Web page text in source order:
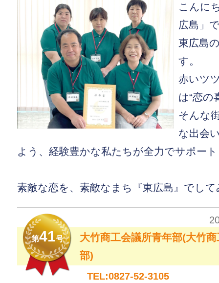
こんに
広島」
東広島
す。
赤いツ
は“恋の
そんな
な出会
よう、経験豊かな私たちが全力でサポー
素敵な恋を、素敵なまち『東広島』でし
第41号
大竹商工会議所青年部(大竹
部)
TEL:0827-52-3105